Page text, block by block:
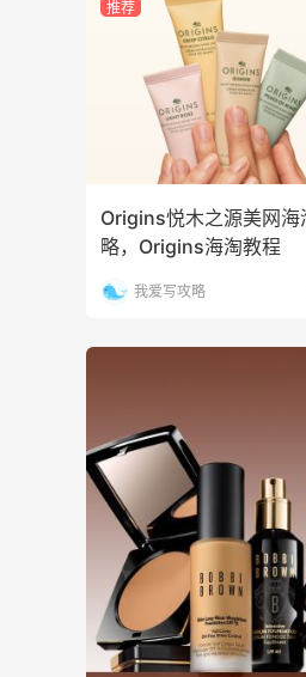
推荐
Origins悦木之源美网海
略，Origins海淘教程
我爱写攻略
亮亮的发夹再
利到账！
08月07日
贴秋膘啦，今
为了这家烧烤
08月07日
又去皮爷喝下
08月07日